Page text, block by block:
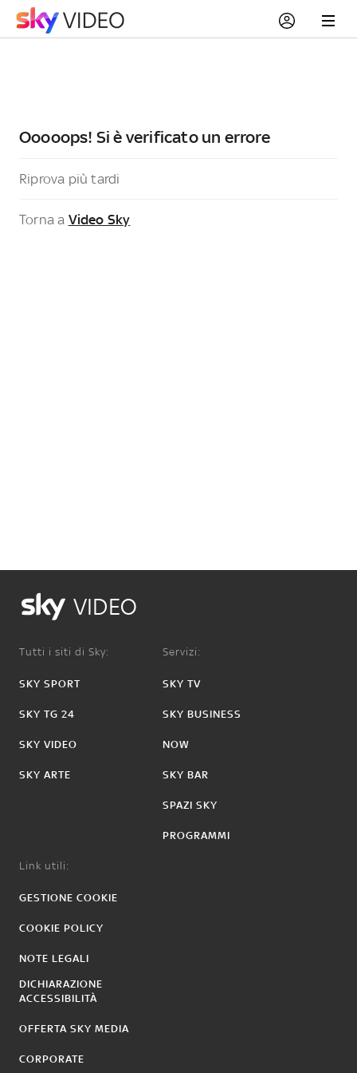
Ooooops! Si è verificato un errore
Riprova più tardi
Torna a Video Sky
VIDEO
Tutti i siti di Sky:
SKY SPORT
SKY TG 24
SKY VIDEO
SKY ARTE
Servizi:
SKY TV
SKY BUSINESS
NOW
SKY BAR
SPAZI SKY
PROGRAMMI
Link utili:
GESTIONE COOKIE
COOKIE POLICY
NOTE LEGALI
DICHIARAZIONE
ACCESSIBILITÀ
OFFERTA SKY MEDIA
CORPORATE